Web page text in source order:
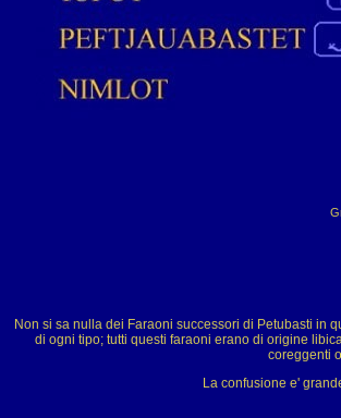
Non si sa nulla dei Faraoni successori di Petubasti in
di ogni tipo; tutti questi faraoni erano di origine
coreggenti
La confusione e'